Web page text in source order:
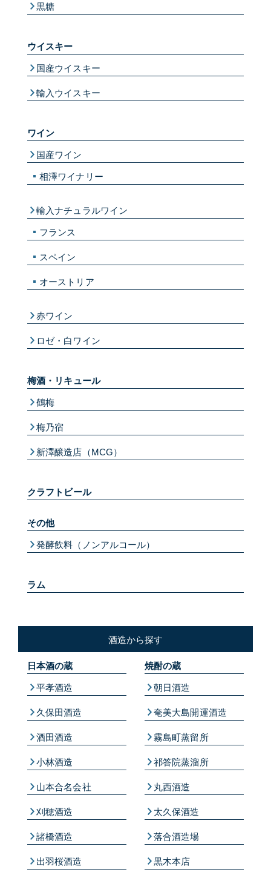
黒糖
ウイスキー
国産ウイスキー
輸入ウイスキー
ワイン
国産ワイン
相澤ワイナリー
輸入ナチュラルワイン
フランス
スペイン
オーストリア
赤ワイン
ロゼ・白ワイン
梅酒・リキュール
鶴梅
梅乃宿
新澤醸造店（MCG）
クラフトビール
その他
発酵飲料（ノンアルコール）
ラム
酒造から探す
日本酒の蔵
平孝酒造
久保田酒造
酒田酒造
小林酒造
山本合名会社
刈穂酒造
諸橋酒造
出羽桜酒造
焼酎の蔵
朝日酒造
奄美大島開運酒造
霧島町蒸留所
祁答院蒸溜所
丸西酒造
太久保酒造
落合酒造場
黒木本店